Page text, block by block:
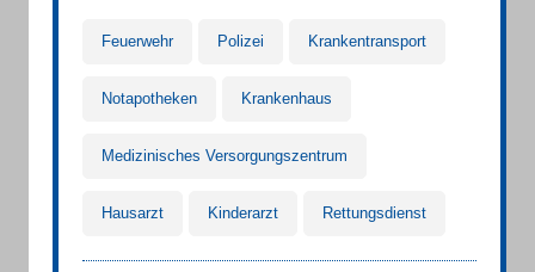
Feuerwehr Polizei Krankentransport
Notapotheken Krankenhaus
Medizinisches Versorgungszentrum
Hausarzt Kinderarzt Rettungsdienst